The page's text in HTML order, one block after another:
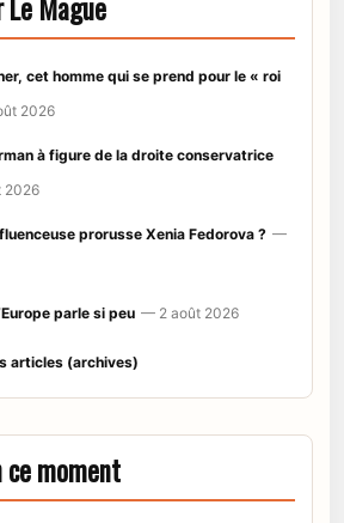
Mague
cet homme qui se prend pour le « roi
2026
à figure de la droite conservatrice
2026
prorusse Xenia Fedorova ? —
parle si peu — 2 août 2026
articles (archives)
ce moment